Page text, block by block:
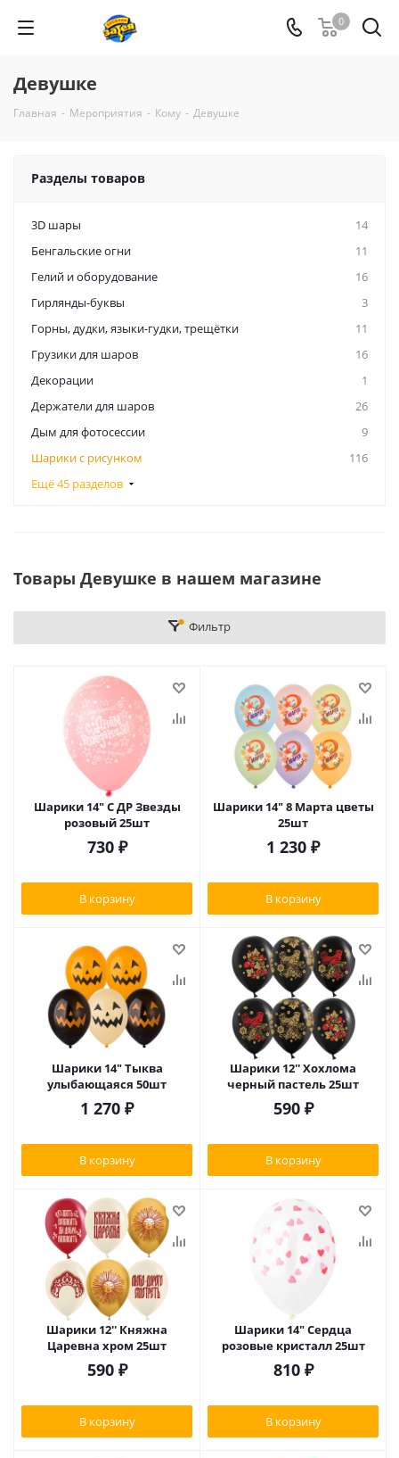
0
Девушке
Главная - Мероприятия - Кому - Девушке
Разделы товаров
3D шары
14
Бенгальские огни
11
Гелий и оборудование
16
Гирлянды-буквы
3
Горны, дудки, языки-гудки, трещётки
11
Грузики для шаров
16
Декорации
1
Держатели для шаров
26
Дым для фотосессии
9
Шарики с рисунком
116
Ещё 45 разделов
Товары Девушке в нашем магазине
Фильтр
Шарики 14" С ДР Звезды
розовый 25шт
730₽
В корзину
Шарики 14" 8 Марта цветы
25шт
1 230 ₽
В корзину
Шарики 14" Тыква
улыбающаяся 50шт
1 270 ₽
В корзину
Шарики 12'' Хохлома
черный пастель 25шт
590₽
В корзину
Шарики 12'' Княжна
Царевна хром 25шт
590₽
В корзину
Шарики 14" Сердца
розовые кристалл 25шт
810₽
В корзину